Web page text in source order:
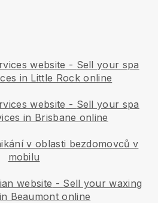
website - Sell your spa
in Little Rock online
website - Sell your spa
in Brisbane online
v oblasti bezdomovců v
mobilu
website - Sell your waxing
Beaumont online